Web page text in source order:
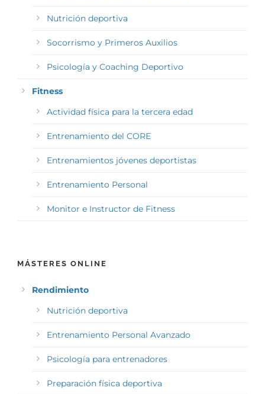
Nutrición deportiva
Socorrismo y Primeros Auxilios
Psicología y Coaching Deportivo
Fitness
Actividad física para la tercera edad
Entrenamiento del CORE
Entrenamientos jóvenes deportistas
Entrenamiento Personal
Monitor e Instructor de Fitness
MÁSTERES ONLINE
Rendimiento
Nutrición deportiva
Entrenamiento Personal Avanzado
Psicología para entrenadores
Preparación física deportiva